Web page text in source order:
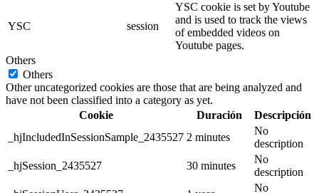
YSC session
YSC cookie is set by Youtube
and is used to track the views
of embedded videos on
Youtube pages.
Others
Others
Other uncategorized cookies are those that are being analyzed and
have not been classified into a category as yet.
Cookie
Duración
Descripción
_hjIncludedInSessionSample_2435527 2 minutes
No
description
_hjSession_2435527
30 minutes
No
description
No